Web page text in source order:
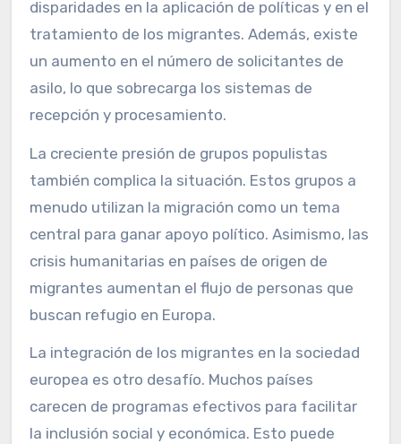
disparidades en la aplicación de políticas y en el
tratamiento de los migrantes. Además, existe
un aumento en el número de solicitantes de
asilo, lo que sobrecarga los sistemas de
recepción y procesamiento.
La creciente presión de grupos populistas
también complica la situación. Estos grupos a
menudo utilizan la migración como un tema
central para ganar apoyo político. Asimismo, las
crisis humanitarias en países de origen de
migrantes aumentan el flujo de personas que
buscan refugio en Europa.
La integración de los migrantes en la sociedad
europea es otro desafío. Muchos países
carecen de programas efectivos para facilitar
la inclusión social y económica. Esto puede